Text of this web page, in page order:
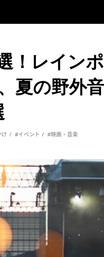
！レイン
夏の野外
#イベント #映画・音楽